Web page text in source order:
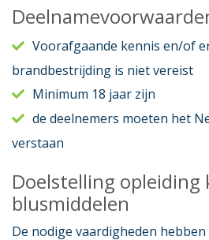
Voorafgaande kennis en/of
brandbestrijding is niet vereist
Minimum 18 jaar zijn
de deelnemers moeten het
verstaan
Doelstelling opleiding
blusmiddelen
De nodige vaardigheden